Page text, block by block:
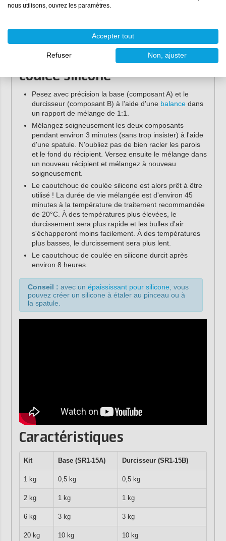
Vous recherchez du caoutchouc silicone dans
Shore 8 (très souple),Shore 25 (souple)etShore
Utilisation du caoutchouc de
coulée silicone
Pesez avec précision la base (composant A) et le
durcisseur (composant B) à l'aide d'une balancedans
un rapport de mélange de 1:1.
Mélangez soigneusement les deux composants
pendant environ 3 minutes (sans trop insister) à l'aide
d'une spatule. N'oubliez pas de bien racler les parois
et le fond du récipient. Versez ensuite le mélange dans
un nouveau récipient et mélangez à nouveau
soigneusement.
Le caoutchouc de coulée silicone est alors prêt à être
utilisé ! La durée de vie mélangée est d'environ 45
minutes à la température de traitement recommandée
de 20°C. À des températures plus élevées, le
durcissement sera plus rapide et les bulles d'air
s'échapperont moins facilement. À des températures
plus basses, le durcissement sera plus lent.
Le caoutchouc de coulée en silicone durcit après
environ 8 heures.
Conseil : avec un épaississant pour silicone, vous
pouvez créer un silicone à étaler au pinceau ou à
la spatule.
Caractéristiques
Kit Base (SR1-15A) Durcisseur (SR1-15B)
1 kg 0,5 kg 0,5 kg
2 kg 1 kg 1 kg
6 kg 3 kg 3 kg
20 kg 10 kg 10 kg
nous utilisons, ouvrez les paramètres.
Accepter tout
Refuser Non, ajuster